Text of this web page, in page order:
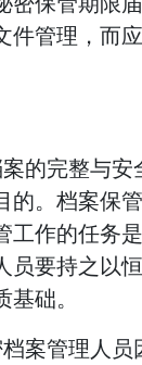
件管理，而
的完整与
的。档案保
工作的任务
员要持之以
础。
案管理人